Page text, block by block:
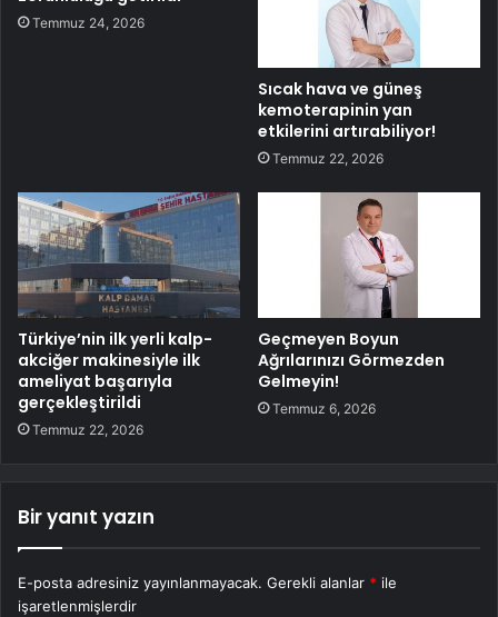
Temmuz 24, 2026
Sıcak hava ve güneş
kemoterapinin yan
etkilerini artırabiliyor!
Temmuz 22, 2026
Türkiye’nin ilk yerli kalp-
akciğer makinesiyle ilk
ameliyat başarıyla
gerçekleştirildi
Temmuz 22, 2026
Geçmeyen Boyun
Ağrılarınızı Görmezden
Gelmeyin!
Temmuz 6, 2026
Bir yanıt yazın
E-posta adresiniz yayınlanmayacak. Gerekli alanlar * ile
işaretlenmişlerdir